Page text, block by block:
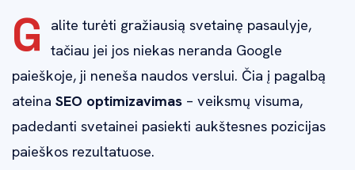
G
alite turėti gražiausią svetainę pasaulyje,
tačiau jei jos niekas neranda Google
paieškoje, ji neneša naudos verslui. Čia į pagalbą
ateina SEO optimizavimas – veiksmų visuma,
padedanti svetainei pasiekti aukštesnes pozicijas
paieškos rezultatuose.